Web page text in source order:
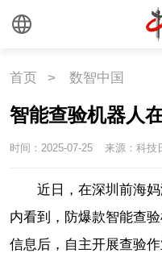
首页 > 数智中国
智能查验机器人
时间：2025-07-25 来源：科技
近日，在深圳前海
内看到，防爆款智能查
信息后，自主开展查验